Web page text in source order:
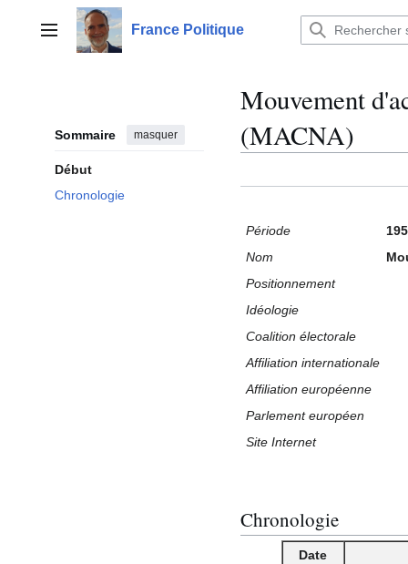
contenuMenu principalFrance Politique
Sommaire masquer
Début
Chronologie
Mouvement
(MACNA)
Période
Nom
Positionnement
Idéologie
Coalition électorale
Affiliation internationale
Affiliation européenne
Parlement européen
Site Internet
Chronologie
Date